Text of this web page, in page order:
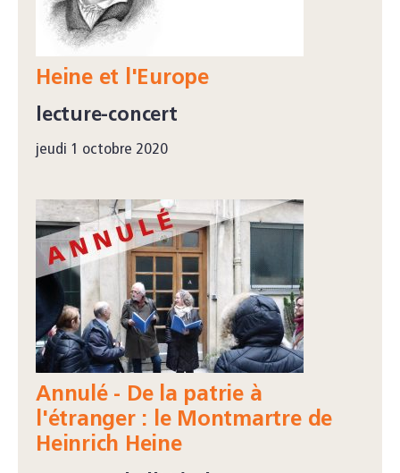
Heine et l'Europe
lecture-concert
jeudi 1 octobre 2020
Annulé - De la patrie à
l'étranger : le Montmartre de
Heinrich Heine